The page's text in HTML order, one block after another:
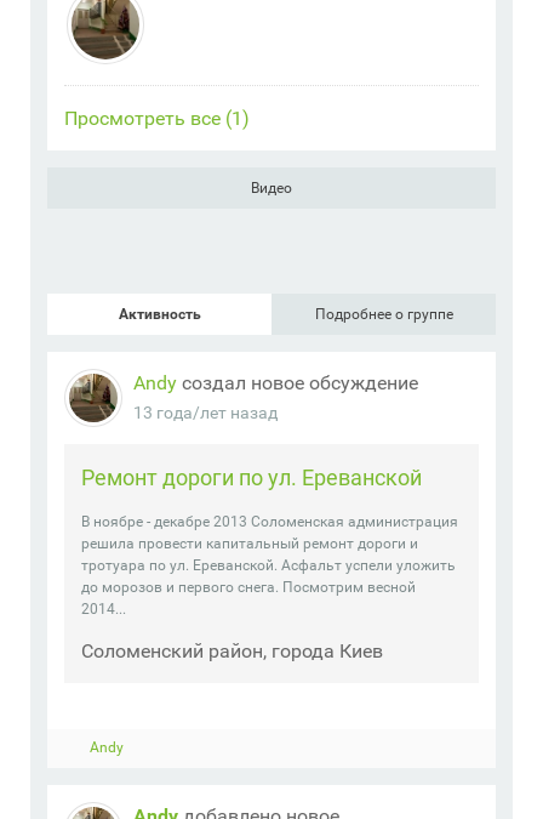
Просмотреть все (1)
Видео
Активность Подробнее о группе
Andyсоздал новое обсуждение
13 года/лет назад
Ремонт дороги по ул. Ереванской
В ноябре - декабре 2013 Соломенская администрация
решила провести капитальный ремонт дороги и
тротуара по ул. Ереванской. Асфальт успели уложить
до морозов и первого снега. Посмотрим весной
2014...
Соломенский район, города Киев
Andy